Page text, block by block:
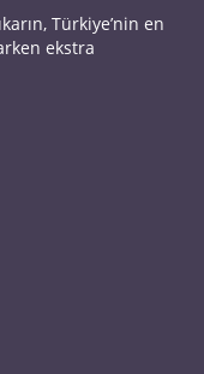
Türkiye’nin en
ekstra